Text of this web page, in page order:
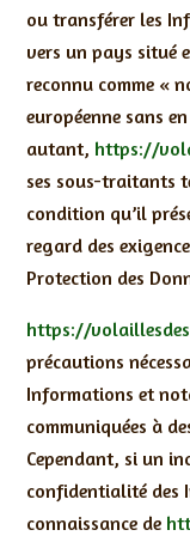
ou transférer les
vers un pays situé
reconnu comme «
européenne sans
autant, https://
ses sous-traitants
condition qu’il
regard des
Protection des
https://
précautions
Informations et
communiquées à
Cependant, si un
confidentialité des
connaissance de